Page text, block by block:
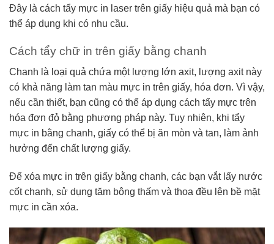
Đây là cách tẩy mực in laser trên giấy hiệu quả mà bạn có
thể áp dụng khi có nhu cầu.
Cách tẩy chữ in trên giấy bằng chanh
Chanh là loại quả chứa một lượng lớn axit, lượng axit này
có khả năng làm tan màu mực in trên giấy, hóa đơn. Vì vậy,
nếu cần thiết, bạn cũng có thể áp dụng cách tẩy mực trên
hóa đơn đỏ bằng phương pháp này. Tuy nhiên, khi tẩy
mực in bằng chanh, giấy có thể bị ăn mòn và tan, làm ảnh
hưởng đến chất lượng giấy.
Để xóa mực in trên giấy bằng chanh, các bạn vắt lấy nước
cốt chanh, sử dụng tăm bông thấm và thoa đều lên bề mặt
mực in cần xóa.